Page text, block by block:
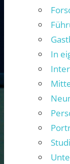
In